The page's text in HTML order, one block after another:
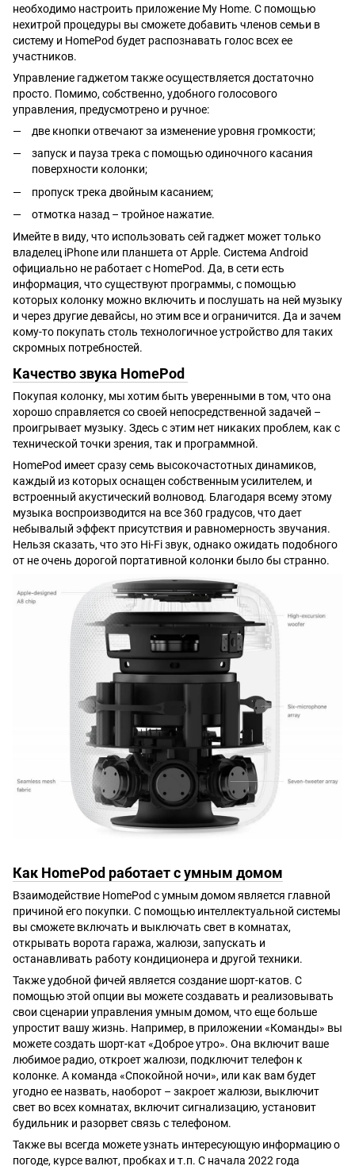
необходимо настроить приложение My Home. С помощью
нехитрой процедуры вы сможете добавить членов семьи в
систему и HomePod будет распознавать голос всех ее
участников.
Управление гаджетом также осуществляется достаточно
просто. Помимо, собственно, удобного голосового
управления, предусмотрено и ручное:
две кнопки отвечают за изменение уровня громкости;
запуск и пауза трека с помощью одиночного касания
поверхности колонки;
пропуск трека двойным касанием;
отмотка назад – тройное нажатие.
Имейте в виду, что использовать сей гаджет может только
владелец iPhone или планшета от Apple. Система Android
официально не работает с HomePod. Да, в сети есть
информация, что существуют программы, с помощью
которых колонку можно включить и послушать на ней музыку
и через другие девайсы, но этим все и ограничится. Да и зачем
кому-то покупать столь технологичное устройство для таких
скромных потребностей.
Качество звука HomePod
Покупая колонку, мы хотим быть уверенными в том, что она
хорошо справляется со своей непосредственной задачей –
проигрывает музыку. Здесь с этим нет никаких проблем, как с
технической точки зрения, так и программной.
HomePod имеет сразу семь высокочастотных динамиков,
каждый из которых оснащен собственным усилителем, и
встроенный акустический волновод. Благодаря всему этому
музыка воспроизводится на все 360 градусов, что дает
небывалый эффект присутствия и равномерность звучания.
Нельзя сказать, что это Hi-Fi звук, однако ожидать подобного
от не очень дорогой портативной колонки было бы странно.
Как HomePod работает с умным домом
Взаимодействие HomePod с умным домом является главной
причиной его покупки. С помощью интеллектуальной системы
вы сможете включать и выключать свет в комнатах,
открывать ворота гаража, жалюзи, запускать и
останавливать работу кондиционера и другой техники.
Также удобной фичей является создание шорт-катов. С
помощью этой опции вы можете создавать и реализовывать
свои сценарии управления умным домом, что еще больше
упростит вашу жизнь. Например, в приложении «Команды» вы
можете создать шорт-кат «Доброе утро». Она включит ваше
любимое радио, откроет жалюзи, подключит телефон к
колонке. А команда «Спокойной ночи», или как вам будет
угодно ее назвать, наоборот – закроет жалюзи, выключит
свет во всех комнатах, включит сигнализацию, установит
будильник и разорвет связь с телефоном.
Также вы всегда можете узнать интересующую информацию о
погоде, курсе валют, пробках и т.п. С начала 2022 года